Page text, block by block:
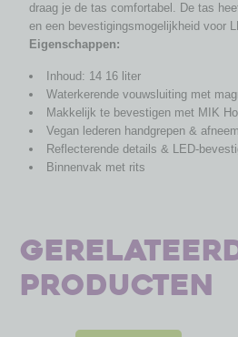
draag je de tas comfortabel. De tas
en een bevestigingsmogelijkheid voor
Eigenschappen:
Inhoud: 14 16 liter
Waterkerende vouwsluiting met
Makkelijk te bevestigen met MIK
Vegan lederen handgrepen &
Reflecterende details & LED-
Binnenvak met rits
producten